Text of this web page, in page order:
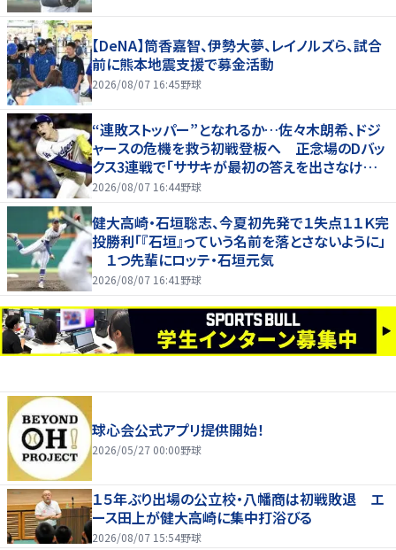
【DeNA】筒香嘉智、伊勢大夢、レイノルズら、試合
前に熊本地震支援で募金活動
2026/08/07 16:45野球
“連敗ストッパー”となれるか…佐々木朗希、ドジ
ャースの危機を救う初戦登板へ 正念場のDバッ
クス3連戦で「ササキが最初の答えを出さなけれ
ばならない」
2026/08/07 16:44野球
健大高崎・石垣聡志、今夏初先発で１失点１１Ｋ完
投勝利「『石垣』っていう名前を落とさないように」
１つ先輩にロッテ・石垣元気
2026/08/07 16:41 野球
球心会公式アプリ提供開始！
2026/05/27 00:00野球
１５年ぶり出場の公立校・八幡商は初戦敗退 エ
ース田上が健大高崎に集中打浴びる
2026/08/07 15:54野球